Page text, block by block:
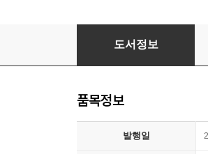
교사를 위한 영문법
도서정보
품목정보
발행일